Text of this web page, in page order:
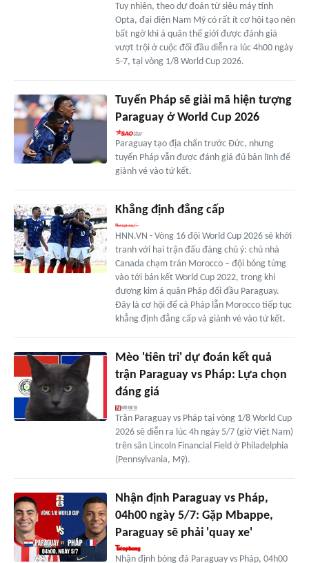
Tuy nhiên, theo dự đoán từ siêu máy tính
Opta, đại diện Nam Mỹ có rất ít cơ hội tạo nên
bất ngờ khi á quân thế giới được đánh giá
vượt trội ở cuộc đối đầu diễn ra lúc 4h00 ngày
5-7, tại vòng 1/8 World Cup 2026.
Tuyển Pháp sẽ giải mã hiện tượng
Paraguay ở World Cup 2026
Paraguay tạo địa chấn trước Đức, nhưng
tuyển Pháp vẫn được đánh giá đủ bản lĩnh để
giành vé vào tứ kết.
Khẳng định đẳng cấp
HNN.VN - Vòng 16 đội World Cup 2026 sẽ khởi
tranh với hai trận đấu đáng chú ý: chủ nhà
Canada chạm trán Morocco – đội bóng từng
vào tới bán kết World Cup 2022, trong khi
đương kim á quân Pháp đối đầu Paraguay.
Đây là cơ hội để cả Pháp lẫn Morocco tiếp tục
khẳng định đẳng cấp và giành vé vào tứ kết.
Mèo 'tiên tri' dự đoán kết quả
trận Paraguay vs Pháp: Lựa chọn
đáng giá
Trận Paraguay vs Pháp tại vòng 1/8 World Cup
2026 sẽ diễn ra lúc 4h ngày 5/7 (giờ Việt Nam)
trên sân Lincoln Financial Field ở Philadelphia
(Pennsylvania, Mỹ).
Nhận định Paraguay vs Pháp,
04h00 ngày 5/7: Gặp Mbappe,
Paraguay sẽ phải 'quay xe'
Nhận định bóng đá Paraguay vs Pháp, 04h00